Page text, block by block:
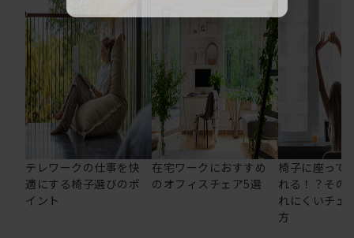
テレワークの仕事を快
適にする椅子選びのポ
イント
在宅ワークにおすすめ
のオフィスチェア5選
椅子に座って
れる！？その
れにくいチェ
方